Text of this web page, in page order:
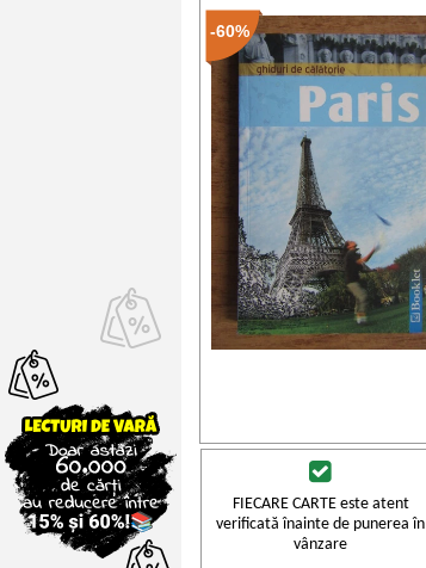
-60%
FIECARE CARTE este atent
verificată înainte de punerea în
vânzare